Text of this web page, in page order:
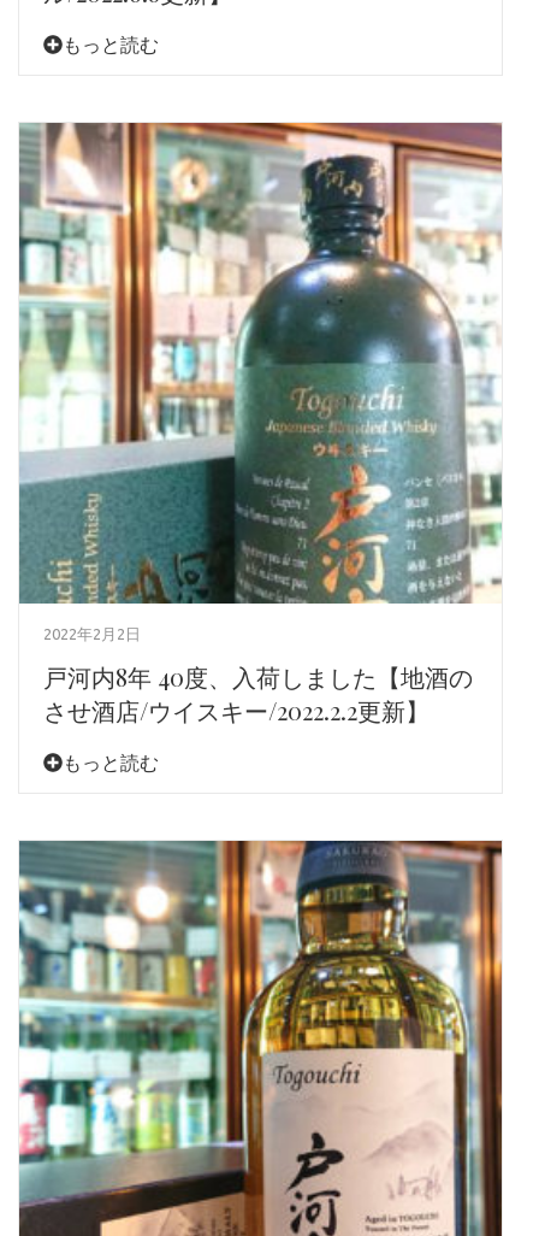
もっと読む
2022年2月2日
戸河内8年 40度、入荷しました【地酒の
させ酒店/ウイスキー/2022.2.2更新】
もっと読む